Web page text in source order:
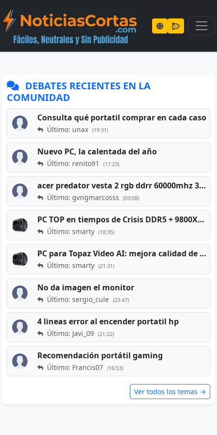
DEBATES RECIENTES EN LA
COMUNIDAD
Consulta qué portatil comprar en cada caso
Último: unax (19:31)
Nuevo PC, la calentada del año
Último: renito91 (17:23)
acer predator vesta 2 rgb ddrr 60000mhz 32gb x2 16gb
Último: gvngmarcosss (03:08)
PC TOP en tiempos de Crisis DDR5 + 9800X3D + RTX 5080 [2026][2400€]
Último: smarty (18:35)
PC para Topaz Video AI: mejora calidad de vídeos viejos
Último: smarty (21:31)
No da imagen el monitor
Último: sergio_cule (23:47)
4 lineas error al encender portatil hp
Último: Javi_09 (21:22)
Recomendación portátil gaming
Último: Francis07 (16:53)
Ver todos los temas →